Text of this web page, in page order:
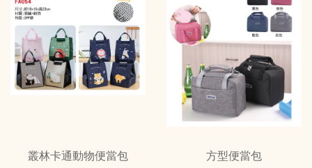
叢林卡通動物便當包 方型便當包